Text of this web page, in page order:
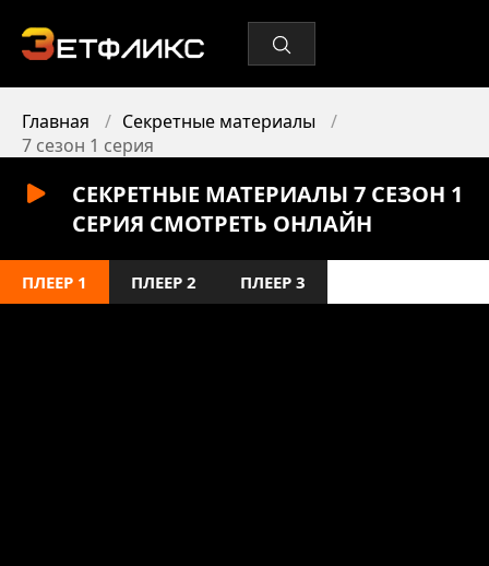
Главная
Секретные материалы
7 сезон 1 серия
СЕКРЕТНЫЕ МАТЕРИАЛЫ 7 СЕЗОН 1
СЕРИЯ СМОТРЕТЬ ОНЛАЙН
ПЛЕЕР 1 ПЛЕЕР 2 ПЛЕЕР 3